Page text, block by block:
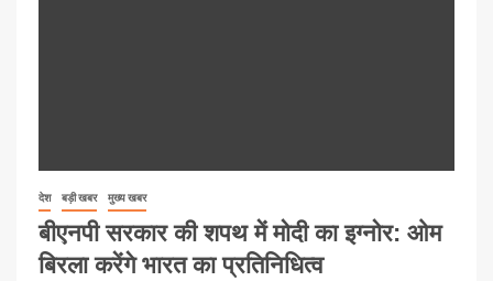
देश बड़ी खबर मुख्य खबर
बीएनपी सरकार की शपथ में मोदी का इग्नोर: ओम
बिरला करेंगे भारत का प्रतिनिधित्व